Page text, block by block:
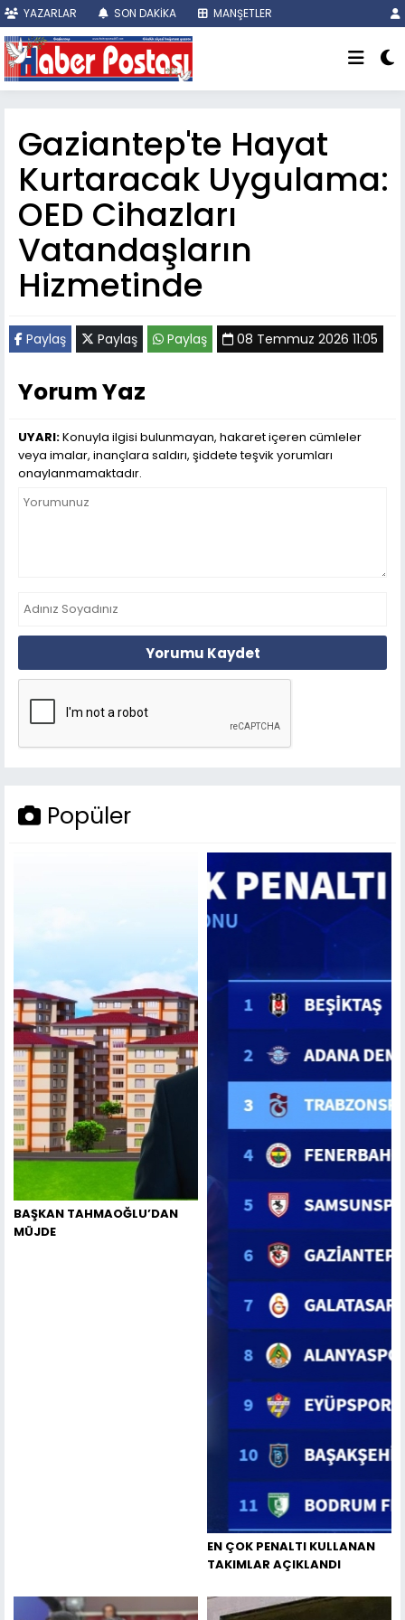
YAZARLAR SON DAKİKA MANŞETLER
Gaziantep'te Hayat
Kurtaracak Uygulama:
OED Cihazları
Vatandaşların
Hizmetinde
Paylaş Paylaş Paylaş 08 Temmuz 2026 11:05
Yorum Yaz
UYARI:Konuyla ilgisi bulunmayan, hakaret içeren cümleler
veya imalar, inançlara saldırı, şiddete teşvik yorumları
onaylanmamaktadır.
Yorumu Kaydet
Popüler
BAŞKAN TAHMAOĞLU’DAN
MÜJDE
EN ÇOK PENALTI KULLANAN
TAKIMLAR AÇIKLANDI